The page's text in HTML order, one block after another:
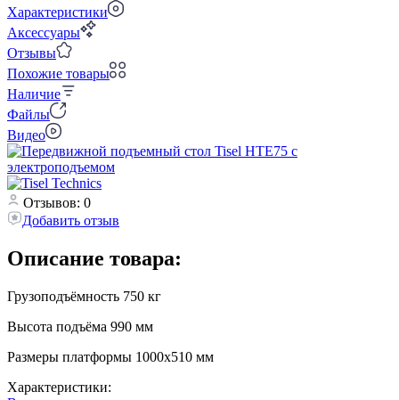
Характеристики
Аксессуары
Отзывы
Похожие товары
Наличие
Файлы
Видео
Отзывов: 0
Добавить отзыв
Описание товара:
Грузоподъёмность 750 кг
Высота подъёма 990 мм
Размеры платформы 1000х510 мм
Характеристики: